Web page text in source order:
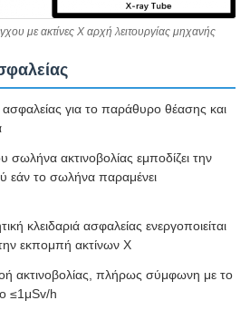
με ακτίνες Χ αρχή λειτουργίας μηχανής
ασφαλείας για το παράθυρο θέασης και
σωλήνα ακτινοβολίας εμποδίζει την
εάν το σωλήνα παραμένει
κλειδαριά ασφαλείας ενεργοποιείται
εκπομπή ακτίνων Χ
ακτινοβολίας, πλήρως σύμφωνη με το
≤1μSv/h